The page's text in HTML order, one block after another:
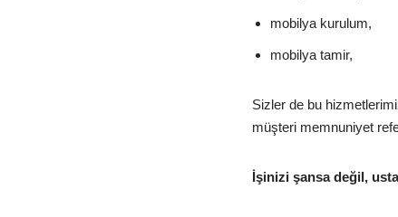
mobilya kurulum,
mobilya tamir,
Sizler de bu
müşteri memnuniyet
İşinizi şansa değil,